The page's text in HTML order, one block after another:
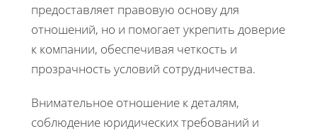
предоставляет правовую основу для
отношений, но и помогает укрепить доверие
к компании, обеспечивая четкость и
прозрачность условий сотрудничества.
Внимательное отношение к деталям,
соблюдение юридических требований и